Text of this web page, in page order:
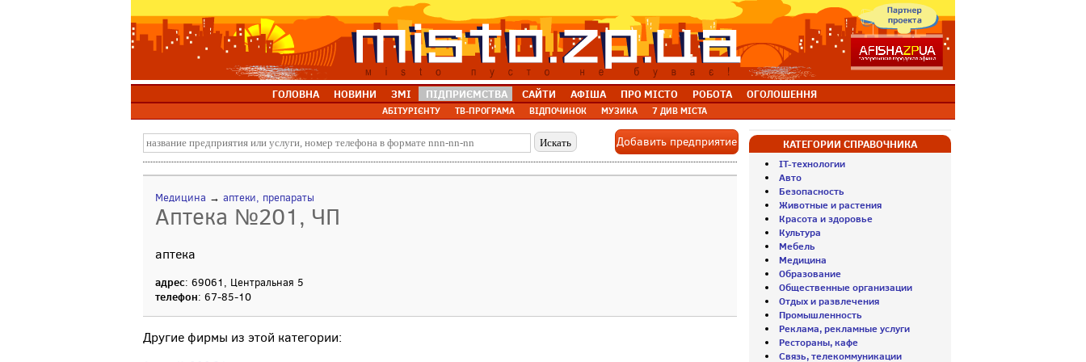
ГОЛОВНА НОВИНИ ЗМІ ПІДПРИЄМСТВА САЙТИ АФІША ПРО МІСТО РОБОТА ОГОЛОШЕННЯ
АБІТУРІЄНТУ ТВ-ПРОГРАМА ВІДПОЧИНОК МУЗИКА 7 ДИВ МІСТА
Добавить предприятие
Медицина → аптеки, препараты
Аптека №201, ЧП
аптека
адрес: 69061, Центральная 5
телефон: 67-85-10
Другие фирмы из этой категории:
КАТЕГОРИИ СПРАВОЧНИКА
IT-технологии
Авто
Безопасность
Животные и растения
Красота и здоровье
Культура
Мебель
Медицина
Образование
Общественные организации
Отдых и развлечения
Промышленность
Реклама, рекламные услуги
Рестораны, кафе
Связь, телекоммуникации